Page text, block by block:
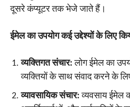
दूसरे कंप्यूटर तक भेजे जाते हैं।
ईमेल का उपयोग कई उद्देश्यों के लिए
व्यक्तिगत संचार: लोग ईमेल का
व्यक्तियों के साथ संवाद करने के
व्यावसायिक संचार: व्यवसाय ईमेल